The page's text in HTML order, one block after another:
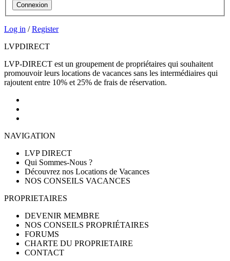
Connexion
Log in /Register
LVPDIRECT
LVP-DIRECT est un groupement de propriétaires qui souhaitent
promouvoir leurs locations de vacances sans les intermédiaires qui
rajoutent entre 10% et 25% de frais de réservation.
NAVIGATION
LVP DIRECT
Qui Sommes-Nous ?
Découvrez nos Locations de Vacances
NOS CONSEILS VACANCES
PROPRIETAIRES
DEVENIR MEMBRE
NOS CONSEILS PROPRIÉTAIRES
FORUMS
CHARTE DU PROPRIETAIRE
CONTACT